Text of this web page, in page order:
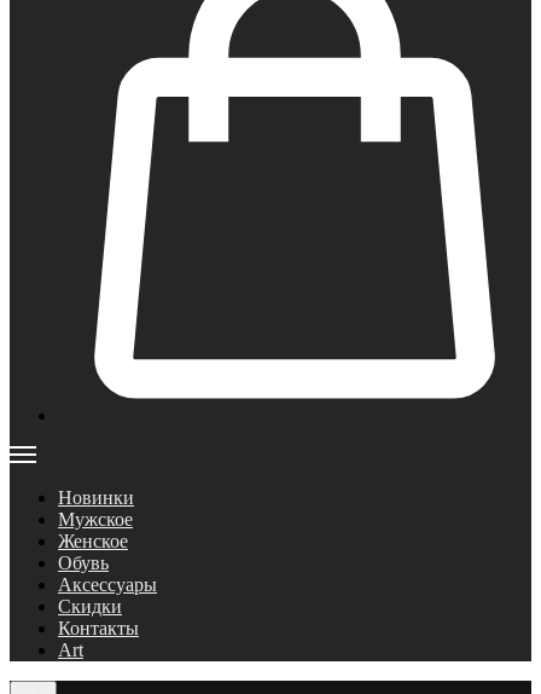
Новинки
Мужское
Женское
Обувь
Аксессуары
Скидки
Контакты
Art